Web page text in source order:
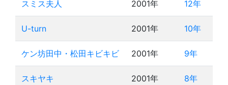
スミス夫人 2001年 12年
U-turn 2001年 10年
ケン坊田中・松田キビキビ 2001年 9年
スキヤキ 2001年 8年